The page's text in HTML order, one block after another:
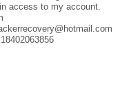
access to my account.